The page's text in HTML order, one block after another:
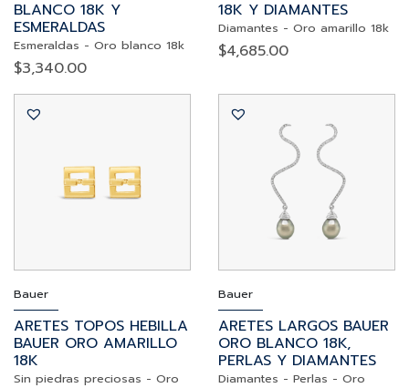
BLANCO 18K Y
ESMERALDAS
Esmeraldas - Oro blanco 18k
$3,340.00
18K Y DIAMANTES
Diamantes - Oro amarillo 18k
$4,685.00
Bauer
ARETES TOPOS HEBILLA
BAUER ORO AMARILLO
18K
Sin piedras preciosas - Oro
Bauer
ARETES LARGOS BAUER
ORO BLANCO 18K,
PERLAS Y DIAMANTES
Diamantes - Perlas - Oro